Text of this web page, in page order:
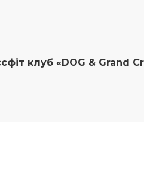
клуб «DOG & Grand